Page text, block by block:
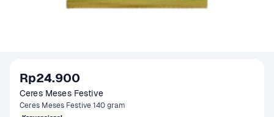
Rp24.900
Ceres Meses Festive
Ceres Meses Festive 140 gram